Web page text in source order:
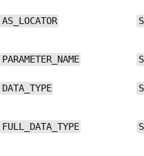
AS_LOCATOR
PARAMETER_NAME
DATA_TYPE
FULL_DATA_TYPE